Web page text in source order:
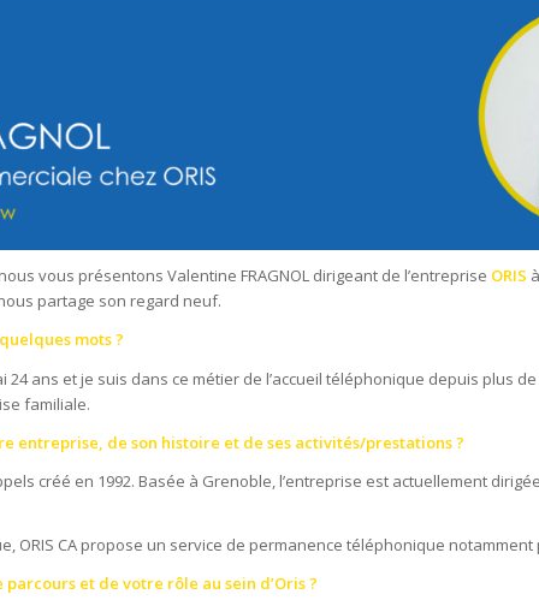
vous présentons Valentine FRAGNOL dirigeant de l’entreprise ORIS
partage son regard neuf.
mots ?
24 ans et je suis dans ce métier de l’accueil téléphonique depuis plus
familiale.
entreprise, de son histoire et de ses activités/prestations ?
créé en 1992. Basée à Grenoble, l’entreprise est actuellement
ORIS CA propose un service de permanence téléphonique
et de votre rôle au sein d’Oris ?